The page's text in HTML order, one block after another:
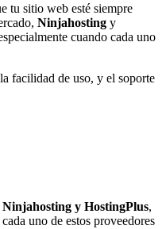
tu sitio web esté siempre
Ninjahosting y
cuando cada uno
facilidad de uso, y el soporte
Ninjahosting y HostingPlus,
uno de estos proveedores